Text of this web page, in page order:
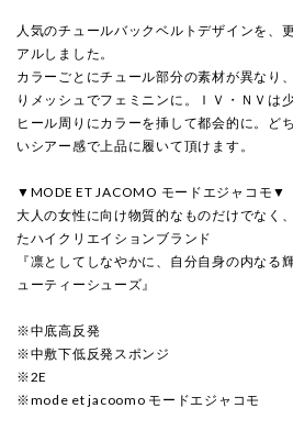
人気のチュールバックベルトデザインを、
アルしました。
カラーごとにチュール部分の素材が異なり
りメッシュでフェミニンに。ＩＶ・ＮＶは
ヒール周りにカラーを挿して都会的に。ど
いシアー感で上品に履いて頂けます。
▼MODE ET JACOMO モードエジャコモ▼
大人の女性に向け物質的なものだけでなく
たハイクリエイションブランド
『凛としてしなやかに、自分自身の内なる
ューティーシューズ』
※中底高反発
※中敷下低反発スポンジ
※2E
※mode et jacoomo モードエジャコモ